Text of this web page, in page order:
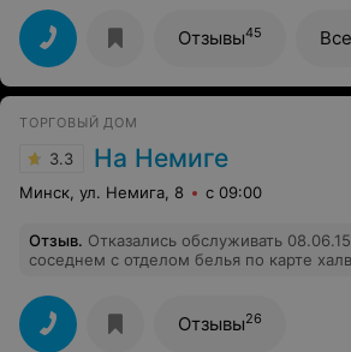
просроченного на 2 недели. Причина
ребёнка и строгая изоляция в период
данной компании это оказалось не
Интересно, что же для вас тогда
сертификаты и рассчитаны, чтобы их не
живете в другое время и у вас все
что была вашим клиентом.
Отзывы45
ТОРГОВЫЙ ДОМ
3.3 На Немиге
Минск, ул. Немига, 8 с 09:00
Отзыв. Отказались обслуживать
соседнем с отделом белья по карте
нет. Никогда в других магазинах такой
было. Я час простояла в очередях,
ответ "по данной карте в день скидок
Отзывы26